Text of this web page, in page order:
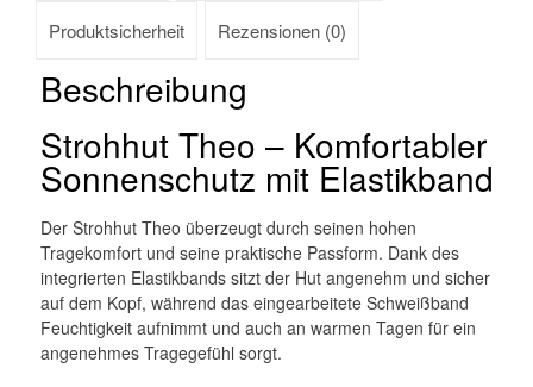
Produktsicherheit Rezensionen (0)
Beschreibung
Strohhut Theo – Komfortabler
Sonnenschutz mit Elastikband
Der Strohhut Theo überzeugt durch seinen hohen
Tragekomfort und seine praktische Passform. Dank des
integrierten Elastikbands sitzt der Hut angenehm und sicher
auf dem Kopf, während das eingearbeitete Schweißband
Feuchtigkeit aufnimmt und auch an warmen Tagen für ein
angenehmes Tragegefühl sorgt.